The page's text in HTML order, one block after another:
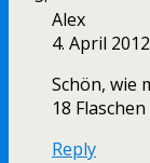
Alex
4. April 2012
Schön, wie
18
Reply